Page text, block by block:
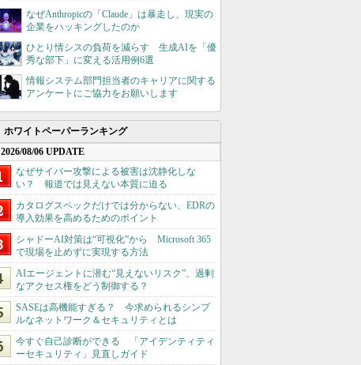
なぜAnthropicの「Claude」は暴走し、現実の
企業をハッキングしたのか
ひとり情シスの負荷を減らす 生成AIを「優
秀な部下」に変える活用例6選
情報システム部門担当者のキャリアに関する
アンケートにご協力をお願いします
ホワイトペーパーランキング
2026/08/06 UPDATE
なぜサイバー攻撃による被害は沈静化しな
い？ 報道では見えない本質に迫る
カタログスペックだけでは分からない、EDRの
導入効果を高めるためのポイント
シャドーAI対策は“可視化”から Microsoft 365
で現場を止めずに実現する方法
AIエージェントに潜む“見えないリスク”、過剰
なアクセス権をどう制御する？
SASEは高機能すぎる？ 今求められるシンプ
ルなネットワーク＆セキュリティとは
今すぐ自己診断ができる 「アイデンティティ
ーセキュリティ」見直しガイド